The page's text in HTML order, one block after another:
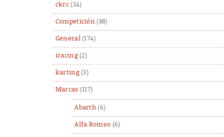
ckrc(24)
Competición (88)
General(174)
iracing(2)
karting(3)
Marcas (117)
Abarth (6)
Alfa Romeo (6)